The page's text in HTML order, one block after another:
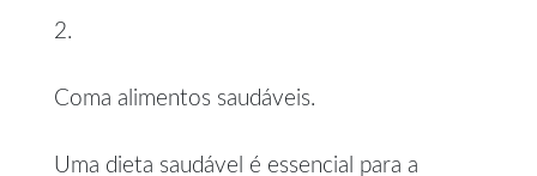
2.
Coma alimentos saudáveis.
Uma dieta saudável é essencial para a